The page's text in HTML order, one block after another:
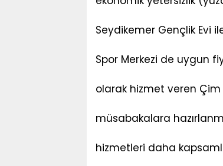
Seydikemer Gençlik Evi
Spor Merkezi de uygun
olarak hizmet veren Çim
müsabakalara
hizmetleri daha